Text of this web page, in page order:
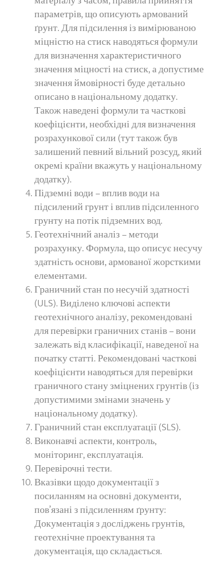
параметрів, що описують армований
ґрунт. Для підсилення із вимірюваною
міцністю на стиск наводяться формули
для визначення характеристичного
значення міцності на стиск, а допустиме
значення ймовірності буде детально
описано в національному додатку.
Також наведені формули та часткові
коефіцієнти, необхідні для визначення
розрахункової сили (тут також був
залишений певний вільний розсуд, який
окремі країни вкажуть у національному
додатку).
Підземні води – вплив води на
підсилений грунт і вплив підсиленного
грунту на потік підземних вод.
Геотехнічний аналіз – методи
розрахунку. Формула, що описує несучу
здатність основи, армованої жорсткими
елементами.
Граничний стан по несучій здатності
(ULS). Виділено ключові аспекти
геотехнічного аналізу, рекомендовані
для перевірки граничних станів – вони
залежать від класифікації, наведеної на
початку статті. Рекомендовані часткові
коефіцієнти наводяться для перевірки
граничного стану зміцнених грунтів (із
допустимими змінами значень у
національному додатку).
Граничний стан експлуатації (SLS).
Виконавчі аспекти, контроль,
моніторинг, експлуатація.
Перевірочні тести.
Вказівки щодо документації з
посиланням на основні документи,
пов’язані з підсиленням ґрунту:
Документація з досліджень грунтів,
геотехнічне проектування та
документація, що складається.